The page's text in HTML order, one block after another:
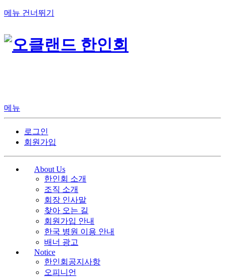
메뉴 건너뛰기
메뉴
로그인
회원가입
About Us
한인회 소개
조직 소개
회장 인사말
찾아 오는 길
회원가입 안내
한국 병원 이용 안내
배너 광고
Notice
한인회공지사항
오피니언